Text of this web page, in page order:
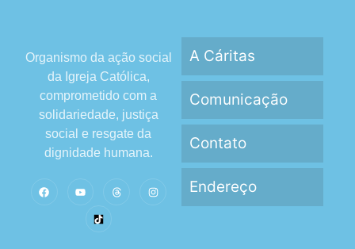
Organismo da ação social
da Igreja Católica,
comprometido com a
solidariedade, justiça
social e resgate da
dignidade humana.
A Cáritas
Comunicação
Contato
Endereço